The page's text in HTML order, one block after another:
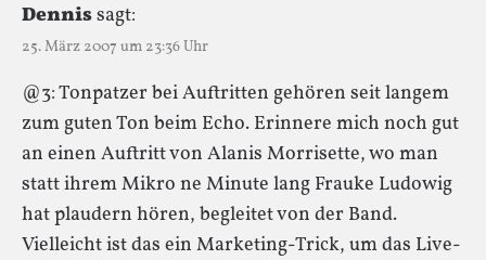
Dennissagt:
25. März 2007 um 23:36 Uhr
@3: Tonpatzer bei Auftritten gehören seit langem
zum guten Ton beim Echo. Erinnere mich noch gut
an einen Auftritt von Alanis Morrisette, wo man
statt ihrem Mikro ne Minute lang Frauke Ludowig
hat plaudern hören, begleitet von der Band.
Vielleicht ist das ein Marketing-Trick, um das Live-